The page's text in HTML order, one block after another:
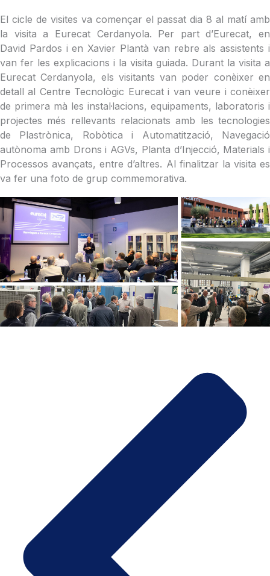
El cicle de visites va començar el passat dia 8 al matí amb
la visita a Eurecat Cerdanyola. Per part d’Eurecat, en
David Pardos i en Xavier Plantà van rebre als assistents i
van fer les explicacions i la visita guiada. Durant la visita a
Eurecat Cerdanyola, els visitants van poder conèixer en
detall al Centre Tecnològic Eurecat i van veure i conèixer
de primera mà les instal·lacions, equipaments, laboratoris i
projectes més rellevants relacionats amb les tecnologies
de Plastrònica, Robòtica i Automatització, Navegació
autònoma amb Drons i AGVs, Planta d’Injecció, Materials i
Processos avançats, entre d’altres. Al finalitzar la visita es
va fer una foto de grup commemorativa.